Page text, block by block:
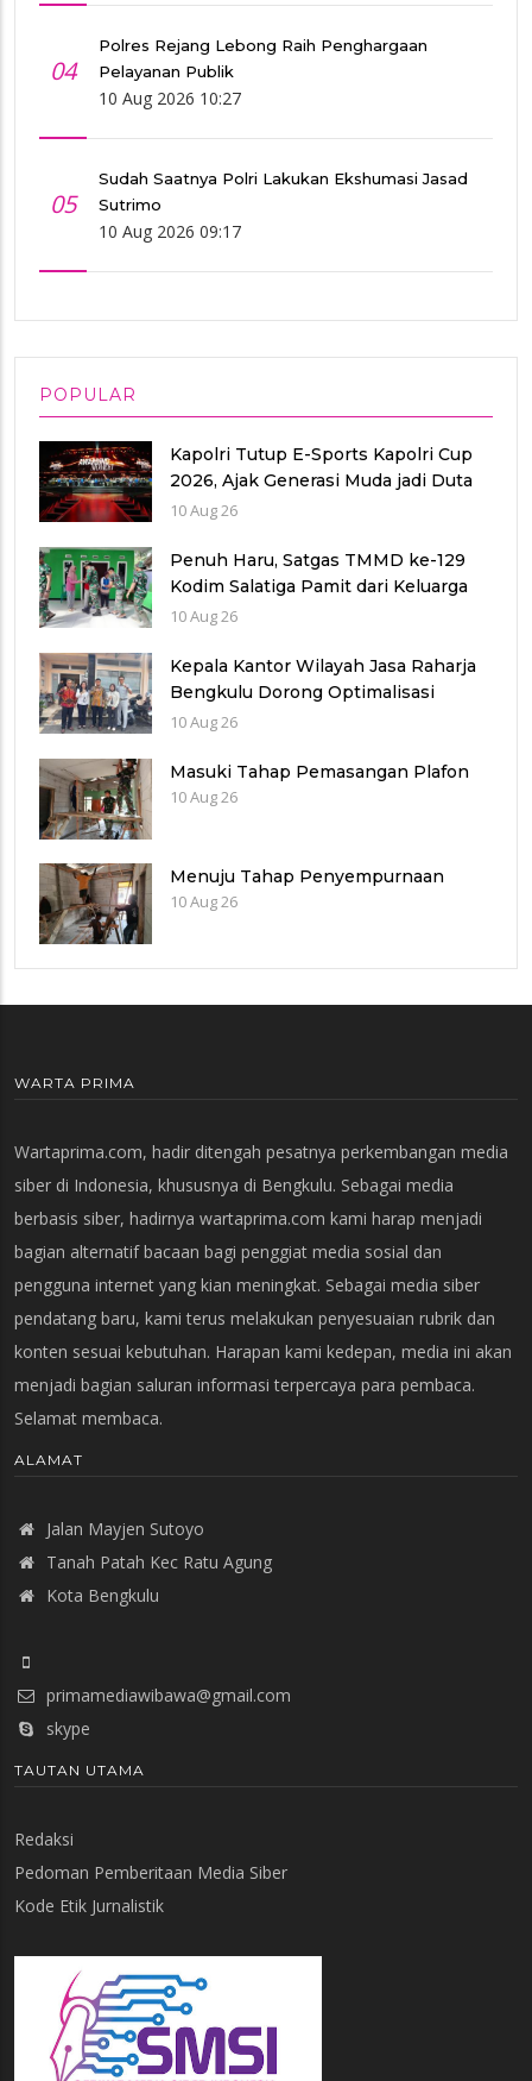
04
Polres Rejang Lebong Raih Penghargaan
Pelayanan Publik
10 Aug 2026 10:27
05
Sudah Saatnya Polri Lakukan Ekshumasi Jasad
Sutrimo
10 Aug 2026 09:17
POPULAR
Kapolri Tutup E-Sports Kapolri Cup
2026, Ajak Generasi Muda jadi Duta
Kamtibmas dan Aktif Laporkan
10 Aug 26
Penuh Haru, Satgas TMMD ke-129
Kodim Salatiga Pamit dari Keluarga
Penerima RTLH di Tengaran
10 Aug 26
Kepala Kantor Wilayah Jasa Raharja
Bengkulu Dorong Optimalisasi
Pendapatan Saat Kunjungi Uptd
10 Aug 26
Masuki Tahap Pemasangan Plafon
10 Aug 26
Menuju Tahap Penyempurnaan
10 Aug 26
WARTA PRIMA
Wartaprima.com, hadir ditengah pesatnya perkembangan media
siber di Indonesia, khususnya di Bengkulu. Sebagai media
berbasis siber, hadirnya wartaprima.com kami harap menjadi
bagian alternatif bacaan bagi penggiat media sosial dan
pengguna internet yang kian meningkat. Sebagai media siber
pendatang baru, kami terus melakukan penyesuaian rubrik dan
konten sesuai kebutuhan. Harapan kami kedepan, media ini akan
menjadi bagian saluran informasi terpercaya para pembaca.
Selamat membaca.
ALAMAT
Jalan Mayjen Sutoyo
Tanah Patah Kec Ratu Agung
Kota Bengkulu
primamediawibawa@gmail.com
skype
TAUTAN UTAMA
Redaksi
Pedoman Pemberitaan Media Siber
Kode Etik Jurnalistik